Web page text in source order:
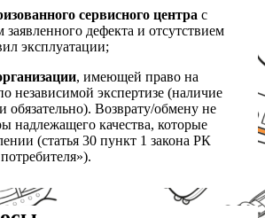
сервисного центра с
дефекта и отсутствием
эксплуатации;
, имеющей право на
независимой экспертизе (наличие
обязательно). Возврату/обмену не
надлежащего качества, которые
(статья 30 пункт 1 закона РК